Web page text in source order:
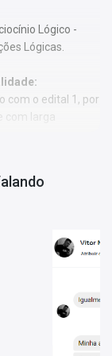
Lógico -
Lógicas.
com o edital 1, por
larga
de
em